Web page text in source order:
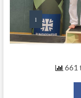
1
661